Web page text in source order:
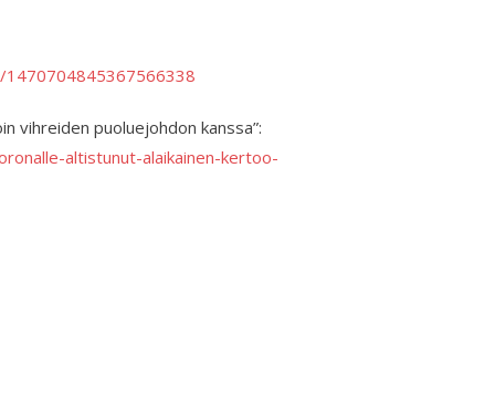
vihreiden puoluejohdon kanssa”:
altistunut-alaikainen-kertoo-